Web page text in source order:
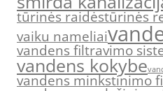
tūrinės raidėstūrinės
vaiku nameliai
vandens filtravimo
vandens kokybe
vandens minkstinimo